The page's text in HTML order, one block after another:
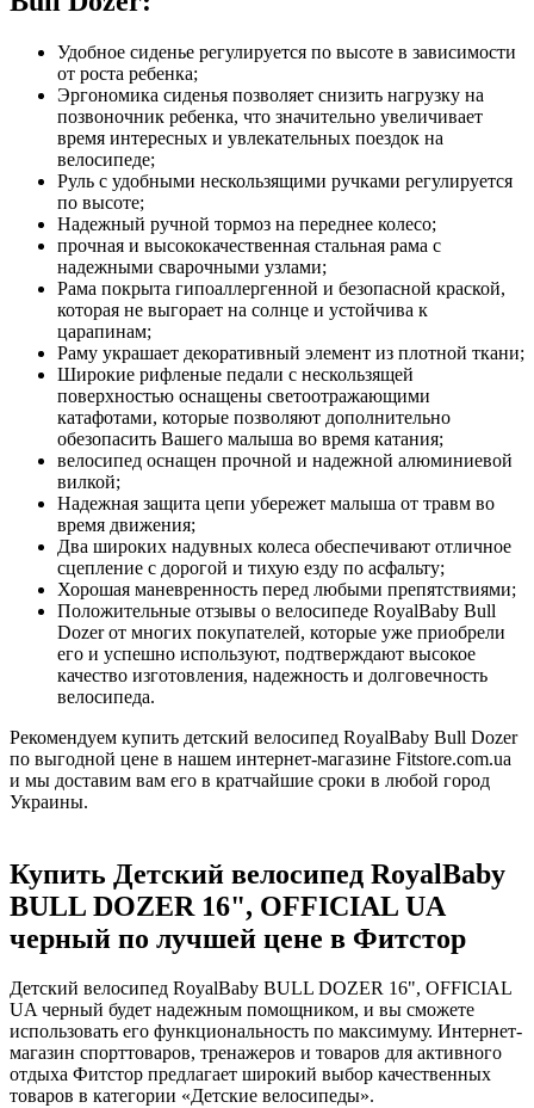
Удобное сиденье регулируется по высоте в зависимости
от роста ребенка;
Эргономика сиденья позволяет снизить нагрузку на
позвоночник ребенка, что значительно увеличивает
время интересных и увлекательных поездок на
велосипеде;
Руль с удобными нескользящими ручками регулируется
по высоте;
Надежный ручной тормоз на переднее колесо;
прочная и высококачественная стальная рама с
надежными сварочными узлами;
Рама покрыта гипоаллергенной и безопасной краской,
которая не выгорает на солнце и устойчива к
царапинам;
Раму украшает декоративный элемент из плотной ткани;
Широкие рифленые педали с нескользящей
поверхностью оснащены светоотражающими
катафотами, которые позволяют дополнительно
обезопасить Вашего малыша во время катания;
велосипед оснащен прочной и надежной алюминиевой
вилкой;
Надежная защита цепи убережет малыша от травм во
время движения;
Два широких надувных колеса обеспечивают отличное
сцепление с дорогой и тихую езду по асфальту;
Хорошая маневренность перед любыми препятствиями;
Положительные отзывы о велосипеде RoyalBaby Bull
Dozer от многих покупателей, которые уже приобрели
его и успешно используют, подтверждают высокое
качество изготовления, надежность и долговечность
велосипеда.
Рекомендуем купить детский велосипед RoyalBaby Bull Dozer
по выгодной цене в нашем интернет-магазине Fitstore.com.ua
и мы доставим вам его в кратчайшие сроки в любой город
Украины.
Купить Детский велосипед RoyalBaby
BULL DOZER 16", OFFICIAL UA
черный по лучшей цене в Фитстор
Детский велосипед RoyalBaby BULL DOZER 16", OFFICIAL
UA черный будет надежным помощником, и вы сможете
использовать его функциональность по максимуму. Интернет-
магазин спорттоваров, тренажеров и товаров для активного
отдыха Фитстор предлагает широкий выбор качественных
товаров в категории «Детские велосипеды».